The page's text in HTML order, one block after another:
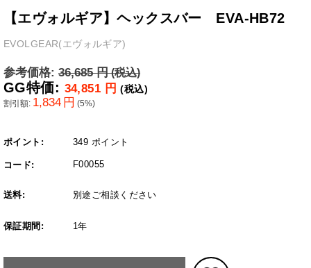
【エヴォルギア】ヘックスバー EVA-HB72
EVOLGEAR(エヴォルギア)
参考価格: 36,685 円(税込)
GG特価: 34,851 円 (税込)
割引額: 1,834 円 (5%)
ポイント: 349 ポイント
コード: F00055
送料: 別途ご相談ください
保証期間: 1年